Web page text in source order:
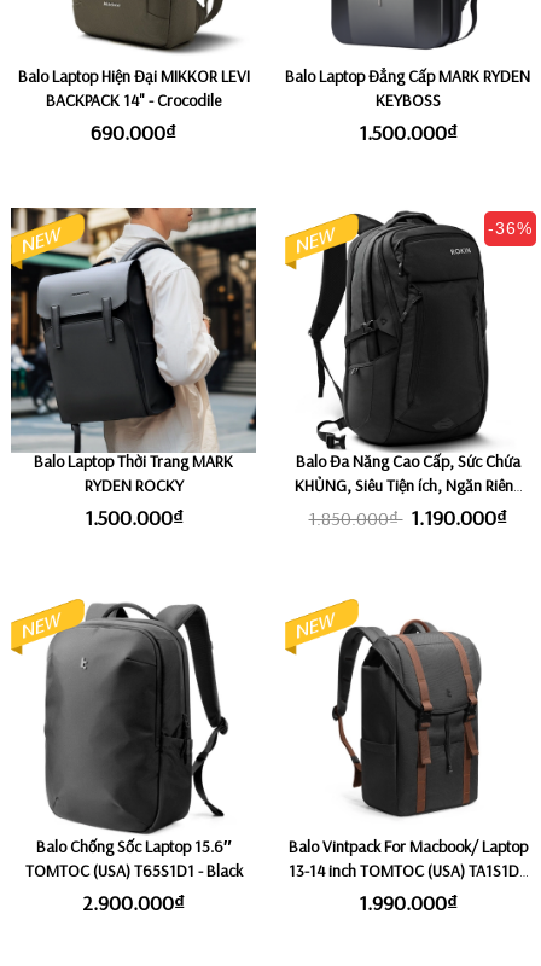
Balo Laptop Hiện Đại MIKKOR LEVI
BACKPACK 14" - Crocodile
690.000₫
Balo Laptop Đẳng Cấp MARK RYDEN
KEYBOSS
1.500.000₫
Balo Laptop Thời Trang MARK
RYDEN ROCKY
1.500.000₫
-36%
Balo Đa Năng Cao Cấp, Sức Chứa
KHỦNG, Siêu Tiện ích, Ngăn Riêng
Laptop 15,6 - 17,3" (Chiến Binh Bất
1.850.000₫ 1.190.000₫
Balo Chống Sốc Laptop 15.6″
TOMTOC (USA) T65S1D1 - Black
2.900.000₫
Balo Vintpack For Macbook/ Laptop
13-14 inch TOMTOC (USA) TA1S1D1
- Black (Size nhỏ 17L)
1.990.000₫